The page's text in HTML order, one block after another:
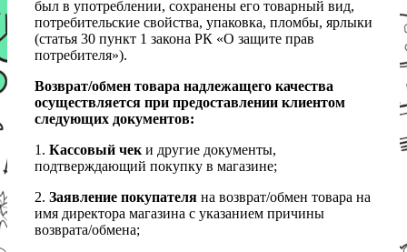
был в употреблении, сохранены его товарный вид,
потребительские свойства, упаковка, пломбы, ярлыки
(статья 30 пункт 1 закона РК «О защите прав
потребителя»).
Возврат/обмен товара надлежащего качества
осуществляется при предоставлении клиентом
следующих документов:
1. Кассовый чеки другие документы,
подтверждающий покупку в магазине;
2. Заявление покупателя на возврат/обмен товара на
имя директора магазина с указанием причины
возврата/обмена;